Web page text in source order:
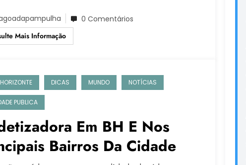
0 Comentários
Mais Informação
DICAS MUNDO NOTÍCIAS
PUBLICA
Em BH E Nos
Bairros Da Cidade